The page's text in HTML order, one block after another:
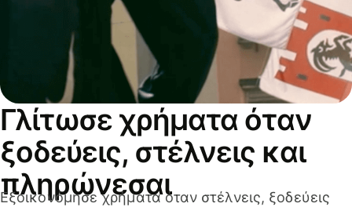
Γλίτωσε χρήματα όταν
ξοδεύεις, στέλνεις και
πληρώνεσαι
Εξοικονόμησε χρήματα όταν στέλνεις, ξοδεύεις